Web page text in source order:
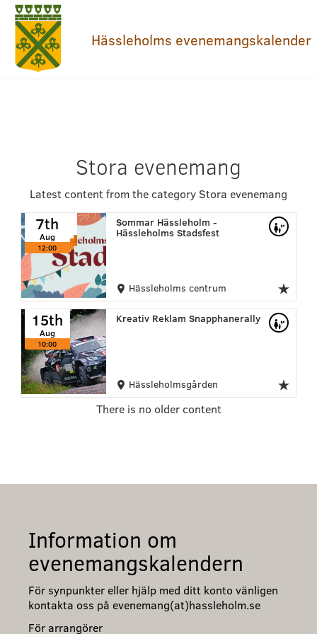
Hässleholms evenemangskalender
Stora evenemang
Latest content from the category Stora evenemang
Sommar Hässleholm -
Hässleholms Stadsfest
7th
Aug
12:00
7th
Aug
12:00
7th
Aug
12:00
Hässleholms centrum
Kreativ Reklam Snapphanerally
15th
Aug
10:00
Hässleholmsgården
There is no older content
Information om
evenemangskalendern
För synpunkter eller hjälp med ditt konto vänligen
kontakta oss på evenemang(at)hassleholm.se
För arrangörer